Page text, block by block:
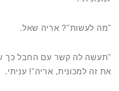
"מה לעשות"? אריה שאל.
"תעשה לה קשר עם החבל כך
את זה למכונית, אריה"! עניתי.